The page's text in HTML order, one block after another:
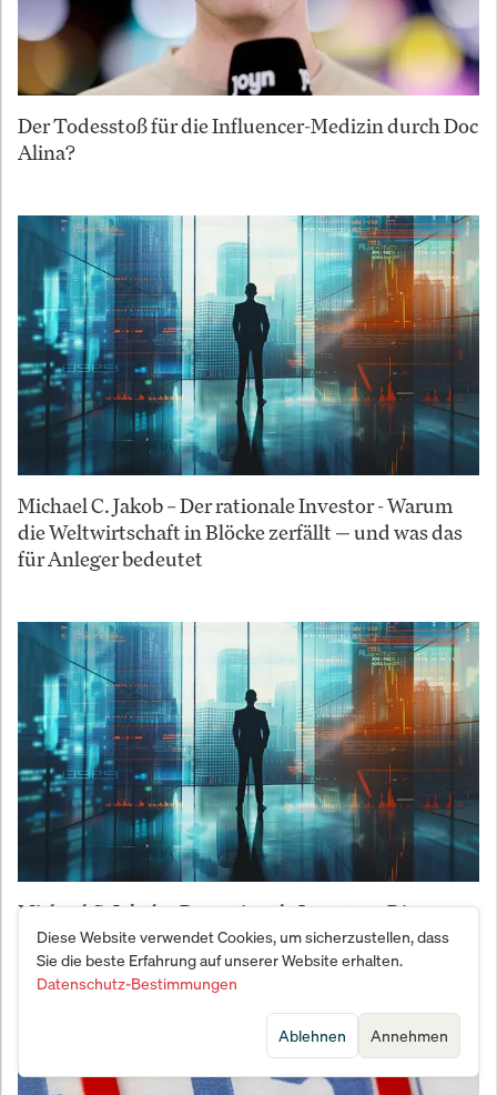
Der Todesstoß für die Influencer-Medizin durch Doc
Alina?
Michael C. Jakob – Der rationale Investor - Warum
die Weltwirtschaft in Blöcke zerfällt — und was das
für Anleger bedeutet
Michael C. Jakob – Der rationale Investor - Die
Rückkehr der Souveränität: Wenn Staaten ihre
Tech-Infrastruktur zurückholen
Diese Website verwendet Cookies, um sicherzustellen, dass
Sie die beste Erfahrung auf unserer Website erhalten.
Datenschutz-Bestimmungen
Annehmen
Ablehnen